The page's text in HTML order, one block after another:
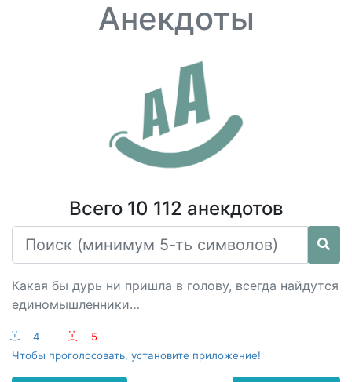
Анекдоты
Всего 10 112 анекдотов
Какая бы дурь ни пришла в голову, всегда найдутся
единомышленники…
:-) 4 :-(
5
Чтобы проголосовать, установите приложение!